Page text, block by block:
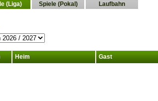
(Liga) Spiele (Pokal) Laufbahn
Heim Gast